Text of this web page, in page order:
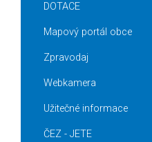
DOTACE
Mapový portál obce
Zpravodaj
Webkamera
Užitečné informace
ČEZ - JETE